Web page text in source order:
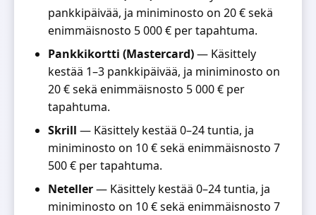
pankkipäivää, ja miniminosto on 20 € sekä
enimmäisnosto 5 000 € per tapahtuma.
Pankkikortti (Mastercard)— Käsittely
kestää 1–3 pankkipäivää, ja miniminosto on
20 € sekä enimmäisnosto 5 000 € per
tapahtuma.
Skrill — Käsittely kestää 0–24 tuntia, ja
miniminosto on 10 € sekä enimmäisnosto 7
500 € per tapahtuma.
Neteller— Käsittely kestää 0–24 tuntia, ja
miniminosto on 10 € sekä enimmäisnosto 7